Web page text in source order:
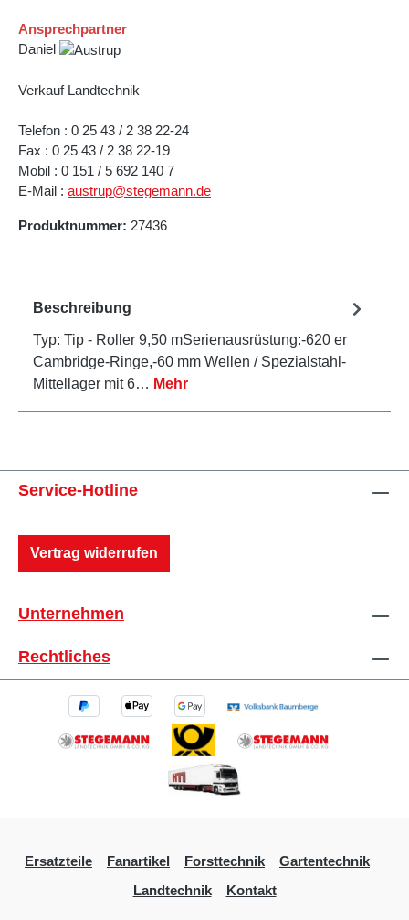
Ansprechpartner
Daniel
Verkauf Landtechnik
Telefon : 0 25 43 / 2 38 22-24
Fax : 0 25 43 / 2 38 22-19
Mobil : 0 151 / 5 692 140 7
E-Mail : austrup@stegemann.de
Produktnummer: 27436
Beschreibung
Typ: Tip - Roller 9,50 mSerienausrüstung:-620 er
Cambridge-Ringe,-60 mm Wellen / Spezialstahl-
Mittellager mit 6… Mehr
Service-Hotline
Vertrag widerrufen
Unternehmen
Rechtliches
Ersatzteile Fanartikel Forsttechnik
Gartentechnik
Landtechnik
Kontakt